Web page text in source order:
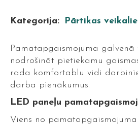
Kategorija: Pārtikas
Pamatapgaismojuma
nodrošināt pietiekamu
rada komfortablu vidi
darba pienākumus.
LED paneļu
Viens no